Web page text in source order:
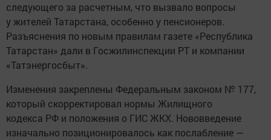
следующего за расчетным, что вызвало вопросы
у жителей Татарстана, особенно у пенсионеров.
Разъяснения по новым правилам газете «Республика
Татарстан» дали в Госжилинспекции РТ и компании
«Татэнергосбыт».
Изменения закреплены Федеральным законом № 177,
который скорректировал нормы Жилищного
кодекса РФ и положения о ГИС ЖКХ. Нововведение
изначально позиционировалось как послабление —